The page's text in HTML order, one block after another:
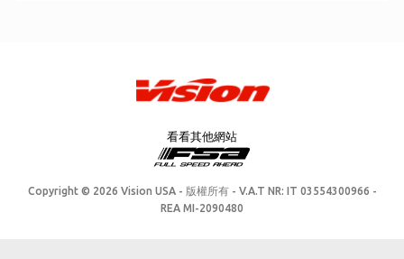
看看其他網站
Copyright © 2026 Vision USA - 版權所有 - V.A.T NR: IT 03554300966 -
REA MI-2090480